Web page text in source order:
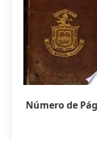
Número de